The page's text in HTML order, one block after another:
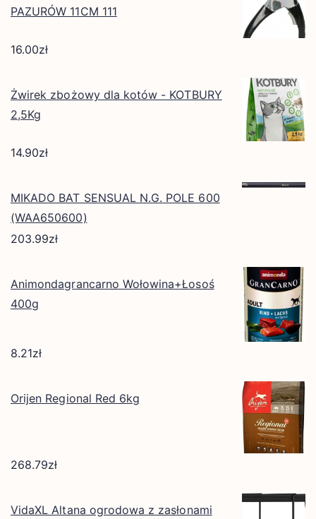
PAZURÓW 11CM 111
16.00zł
Żwirek zbożowy dla kotów - KOTBURY
2,5Kg
14.90zł
MIKADO BAT SENSUAL N.G. POLE 600
(WAA650600)
203.99zł
Animondagrancarno Wołowina+Łosoś
400g
8.21zł
Orijen Regional Red 6kg
268.79zł
VidaXL Altana ogrodowa z zasłonami